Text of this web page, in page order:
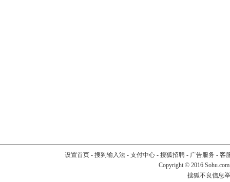
设置首页- 搜狗输入法- 支付中心- 搜狐招聘- 广告服务 - 客
Copyright © 2016
搜狐不良信息